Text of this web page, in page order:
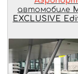
автомобиле
EXCLUSIVE